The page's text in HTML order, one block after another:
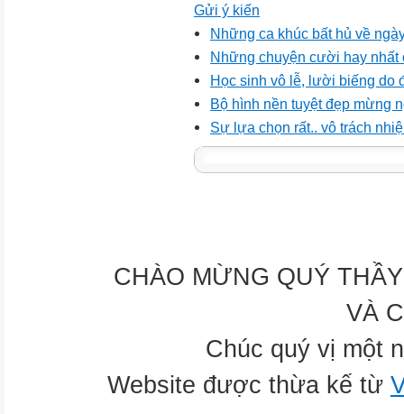
Gửi ý kiến
Những ca khúc bất hủ về
Những chuyện cười hay nhất
Học sinh vô lễ, lười biếng do
Bộ hình nền tuyệt đẹp mừng
Sự lựa chọn rất.. vô trách
CHÀO MỪNG QUÝ
VÀ
Chúc quý vị một
Website được thừa kế từ